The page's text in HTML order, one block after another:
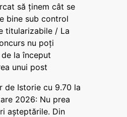
să ținem cât se
bine sub control
titularizabile / La
nu poți
la început
unui post
de Istorie cu 9.70 la
2026: Nu prea
așteptările. Din